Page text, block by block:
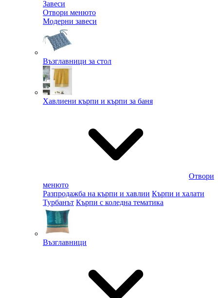
Завеси
Отвори менюто
Модерни завеси
Възглавници за стол
Хавлиени кърпи и кърпи за баня
Отвори
менюто
Разпродажба на кърпи и хавлии Кърпи и халати
Турбанът Кърпи с коледна тематика
Възглавници